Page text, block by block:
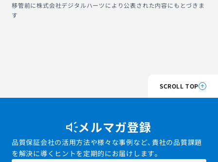
移管前に株式会社デジタルハーツにより公表された内容にもとづきま
す
SCROLL TOP
メルマガ登録
品質保証会社の活用方法や様々な事例など、貴社の品質課題
を解決に導くヒントを定期的にお届けします。